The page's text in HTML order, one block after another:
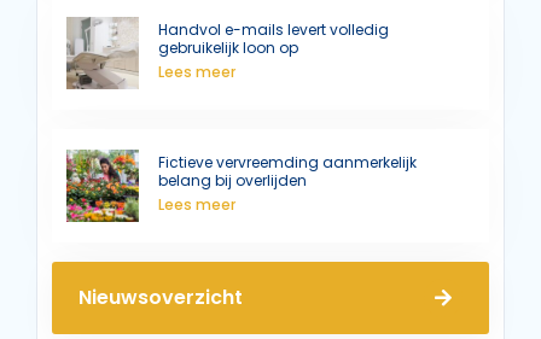
Handvol e-mails levert volledig
gebruikelijk loon op
Lees meer
Fictieve vervreemding aanmerkelijk
belang bij overlijden
Lees meer
Nieuwsoverzicht